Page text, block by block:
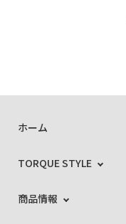
ホーム
TORQUE STYLE
商品情報